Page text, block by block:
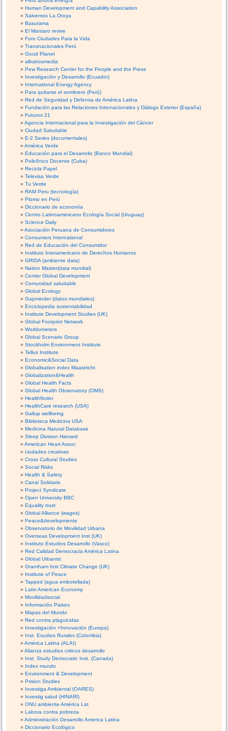
Human Development and Capability Association
Salvemos La Oroya
Basurama
El Mantaro revive
Foro Ciudades Para la Vida
Transnacionales Perú
Good Planet
albatrosmedia
Pew Research Center for the People and the Press
Investigación y Desarrollo (Ecuador)
International Energy Agency
Para quitarse el sombrero (Perú)
Red de Seguridad y Defensa de América Latina
Fundación para las Relaciones Internacionales y Diálogo Exterior (España)
Futuros 21
Agencia Internacional para la Investigación del Cáncer
Ciudad Saludable
E-2 Series (documentales)
América Verde
Educación para el Desarrollo (Banco Mundial)
Policlínico Docente (Cuba)
Recicla Papel
Televisa Verde
Tu Verde
RAM Peru (tecnología)
Plomo en Perú
Diccionario de economía
Centro Latinoamericano Ecología Social (Uruguay)
Science Daily
Asociación Peruana de Consumidores
Consumers International
Red de Educación del Consumidor
Instituto Interamericano de Derechos Humanos
GRIDA (ambiente data)
Nation Master(data mundial)
Center Global Development
Comunidad saludable
Global Ecology
Gapminder (datos mundiales)
Enciclopedia sustentabilidad
Institute Development Studies (UK)
Global Footprint Network
Worldometers
Global Scenario Group
Stockholm Environment Institute
Tellus Institute
Economic&Social Data
Globalisation index Maastricht
Globalization&Health
Global Health Facts
Global Health Observatory (OMS)
Healthfinder
HealthCare research (USA)
Gallup wellbeing
Biblioteca Medicina USA
Medicina Natural Database
Sleep Division Harvard
American Heart Assoc
ciudades creativas
Cross Cultural Studies
Social Risks
Health & Safety
Canal Solidario
Project Syndicate
Open University BBC
Equality trust
Global Alliance (wages)
Peace&developmente
Observatorio de Movilidad Urbana
Overseas Development Inst (UK)
Instituto Estudios Desarrollo (Vasco)
Red Calidad Democracia América Latina
Global Urbanist
Grantham Inst Climate Change (UK)
Institute of Peace
Tapped (agua embotellada)
Latin American Economy
Movilidadsocial
Información Paises
Mapas del Mundo
Red contra plaguicidas
Investigación +Innovación (Europa)
Inst. Esudios Rurales (Colombia)
América Latina (ALAI)
Alianza estudios criticos desarrollo
Inst. Study Democratic Inst. (Canada)
Index mundo
Environment & Development
Prision Studies
Investiga Ambiental (OARES)
Investig salud (HINARI)
ONU ambiente América Lat
Labora contra pobreza
Administración Desarrollo America Latina
Diccionario Ecológico